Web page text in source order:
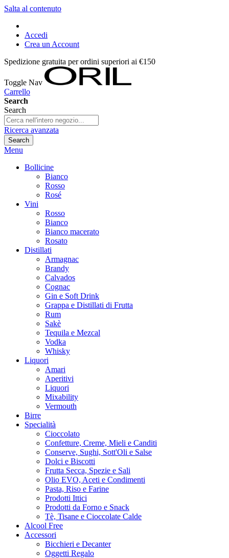
Salta al contenuto
Accedi
Crea un Account
Spedizione gratuita per ordini superiori ai €150
Toggle Nav
Carrello
Search
Search
Ricerca avanzata
Search
Menu
Bollicine
Bianco
Rosso
Rosé
Vini
Rosso
Bianco
Bianco macerato
Rosato
Distillati
Armagnac
Brandy
Calvados
Cognac
Gin e Soft Drink
Grappa e Distillati di Frutta
Rum
Sakè
Tequila e Mezcal
Vodka
Whisky
Liquori
Amari
Aperitivi
Liquori
Mixability
Vermouth
Birre
Specialità
Cioccolato
Confetture, Creme, Mieli e Canditi
Conserve, Sughi, Sott'Oli e Salse
Dolci e Biscotti
Frutta Secca, Spezie e Sali
Olio EVO, Aceti e Condimenti
Pasta, Riso e Farine
Prodotti Ittici
Prodotti da Forno e Snack
Tè, Tisane e Cioccolate Calde
Alcool Free
Accessori
Bicchieri e Decanter
Oggetti Regalo